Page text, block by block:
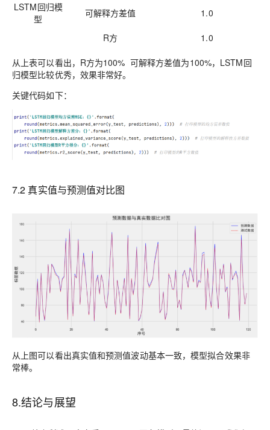
LSTM回归模
型
可解释方差值 1.0
R方 1.0
从上表可以看出， R方为100% 可解释方差值为100%， LSTM回
归模型比较优秀，效果非常好。
关键代码如下：
7.2 真实值与预测值对比图
从上图可以看出真实值和预测值波动基本一致，模型拟合效果非
常棒。
8.结论与展望